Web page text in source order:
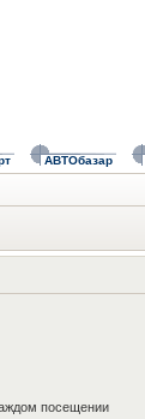
АВТОбазар
посещении